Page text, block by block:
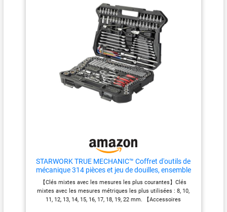
Grâce à son profil
FlankTraction les douilles sont
facile à utiliser, son Angle de
rétrogradation est de 5 degrés.
Le raccord hexagonal permet
des arrachements lourds et
répond aux différents besoins
de mécanique des
professionnels et des
bricoleurs Pour les
professionnels et les bricoleurs
technologie et confort. Le
coffret de rangement vous
aidera à trouver rapidement la
douille exacte pour votre travail
en cours en vous proposant un
outillage très complet de 195
douilles et accessoires Grande
variété : Retrouvez un choix de
STARWORK TRUE MECHANIC™ Coffret d'outils de
mécanique 314 pièces et jeu de douilles, ensemble
métrique professionnel
【Clés mixtes avec les mesures les plus courantes】Clés
mixtes avec les mesures métriques les plus utilisées : 8, 10,
11, 12, 13, 14, 15, 16, 17, 18, 19, 22 mm. 【Accessoires